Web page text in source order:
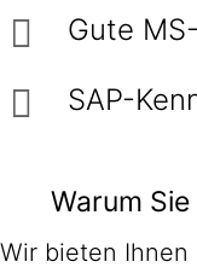
Gute
SAP-
Warum
Wir bieten Ihnen